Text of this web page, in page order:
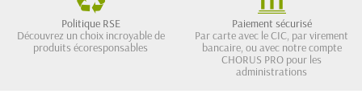
Politique RSE
Découvrez un choix incroyable de
produits écoresponsables
Paiement sécurisé
Par carte avec le CIC, par virement
bancaire, ou avec notre compte
CHORUS PRO pour les
administrations